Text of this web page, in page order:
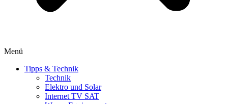
Menü
Tipps & Technik
Technik
Elektro und Solar
Internet TV SAT